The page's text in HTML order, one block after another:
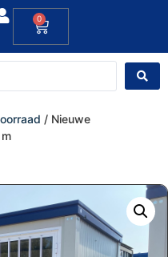
0
/ Nieuwe